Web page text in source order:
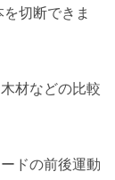
切断できま
材などの比較
ドの前後運動